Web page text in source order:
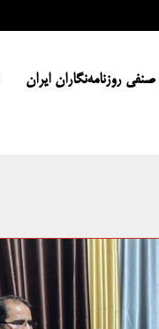
روزنامه‌نگاران ایران